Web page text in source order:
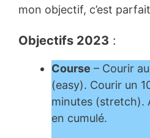
mon objectif, c’est
Objectifs 2023 :
Course – Courir
(easy). Courir un
minutes (stretch).
en cumulé.